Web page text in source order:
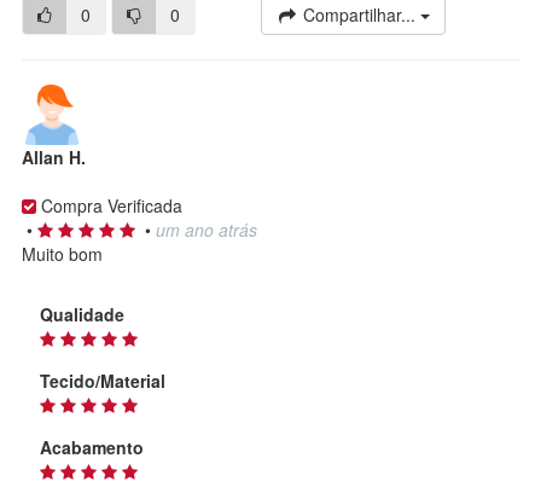
0 0 Compartilhar...
Allan H.
Compra Verificada
•
• um ano atrás
Muito bom
Qualidade
Tecido/Material
Acabamento